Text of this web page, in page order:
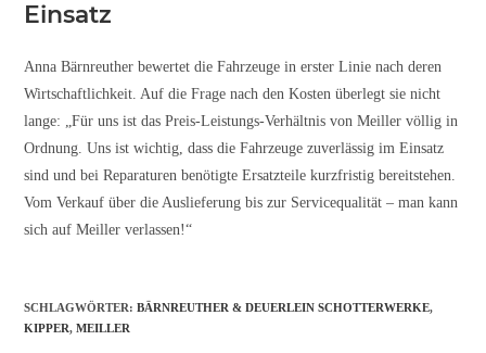
Einsatz
Anna Bärnreuther bewertet die Fahrzeuge in erster Linie nach deren
Wirtschaftlichkeit. Auf die Frage nach den Kosten überlegt sie nicht
lange: „Für uns ist das Preis-Leistungs-Verhältnis von Meiller völlig in
Ordnung. Uns ist wichtig, dass die Fahrzeuge zuverlässig im Einsatz
sind und bei Reparaturen benötigte Ersatzteile kurzfristig bereitstehen.
Vom Verkauf über die Auslieferung bis zur Servicequalität – man kann
sich auf Meiller verlassen!“
SCHLAGWÖRTER:BÄRNREUTHER & DEUERLEIN SCHOTTERWERKE,
KIPPER, MEILLER